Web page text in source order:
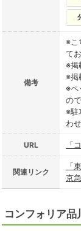
備考
※こ
て
※掲
※掲
※ペ
の
※駐
わ
URL 「
関連リンク
「
京
コンフォリア品